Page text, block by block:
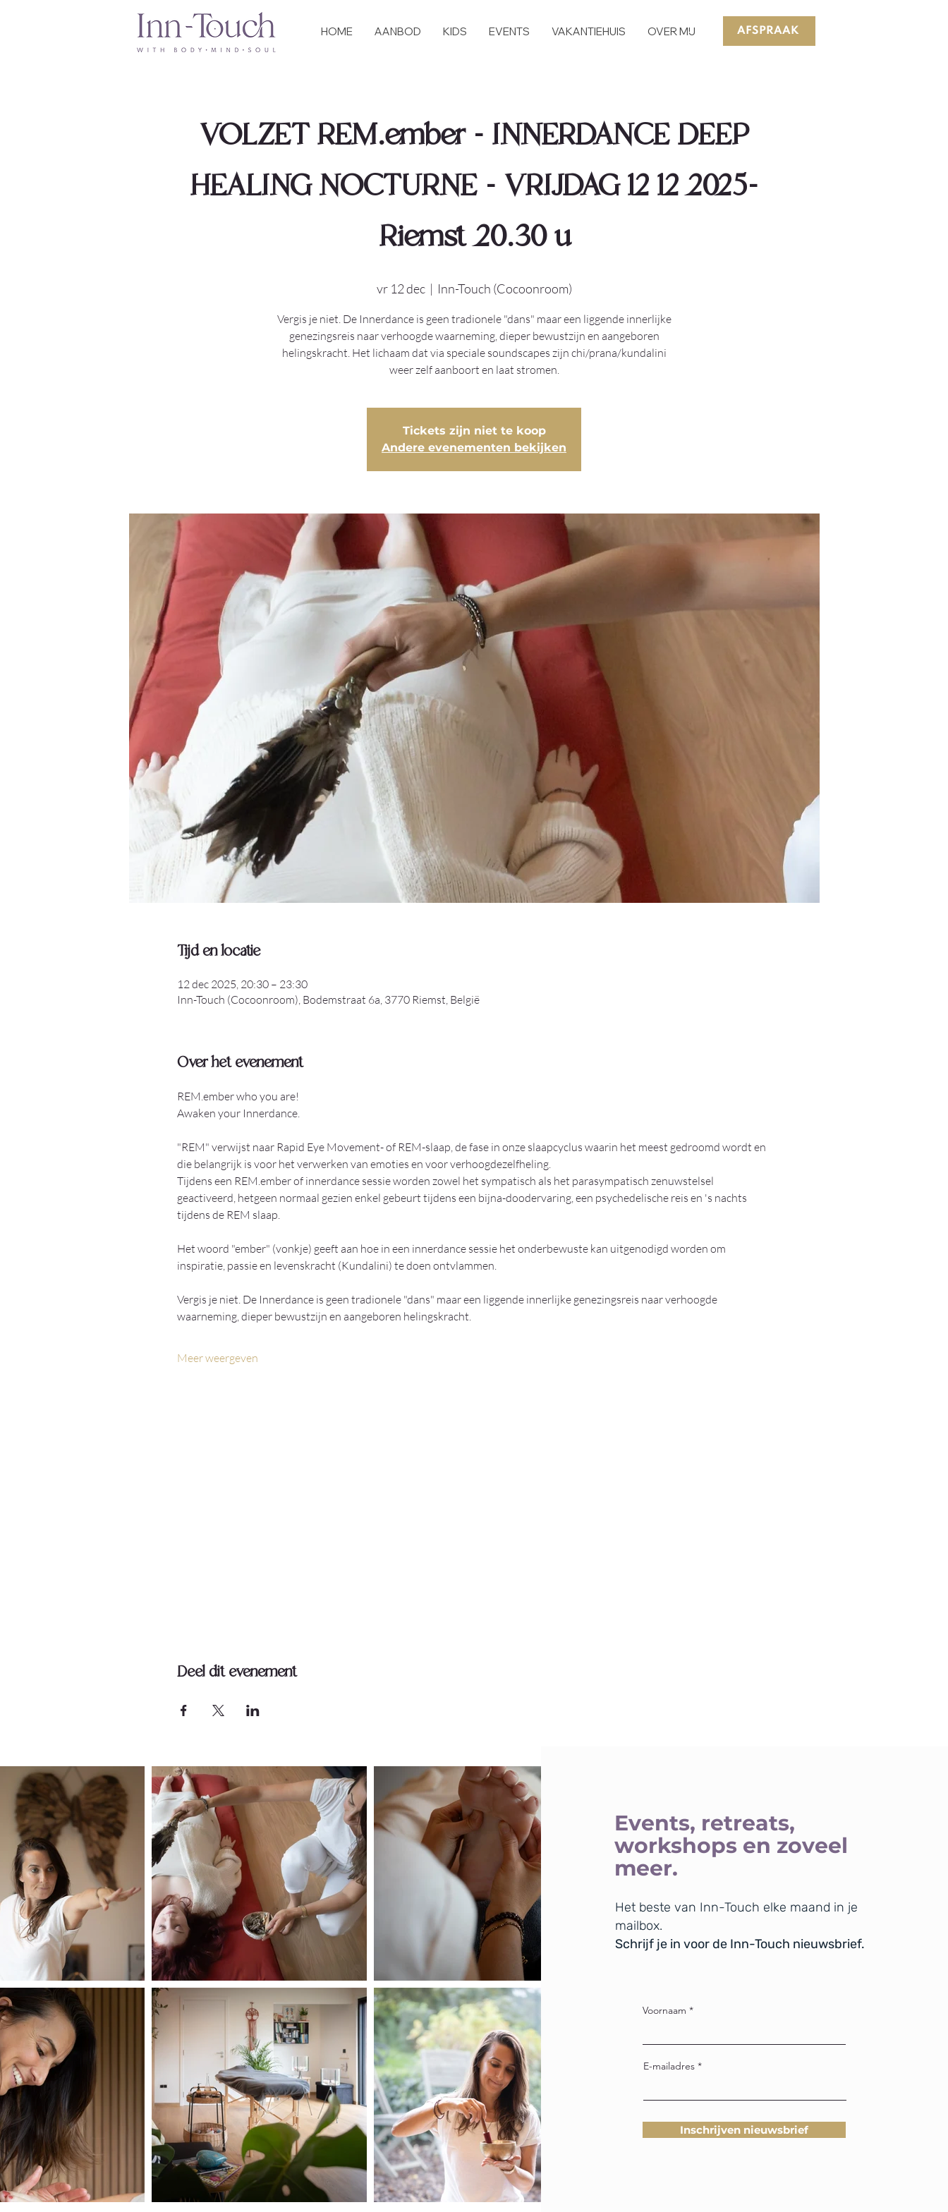
HOME AANBOD KIDS EVENTS VAKANTIEHUIS OVER MIJ AFSPRAAK
VOLZET REM.ember - INNERDANCE DEEP
HEALING NOCTURNE - VRIJDAG 12 12 2025-
Riemst 20.30 u
vr 12 dec
  |
Inn-Touch (Cocoonroom)
Vergis je niet. De Innerdance is geen tradionele "dans" maar een liggende innerlijke
genezingsreis naar verhoogde waarneming, dieper bewustzijn en aangeboren
helingskracht. Het lichaam dat via speciale soundscapes zijn chi/prana/kundalini
weer zelf aanboort en laat stromen.
Tickets zijn niet te koop
Andere evenementen bekijken
Tijd en locatie
12 dec 2025, 20:30 – 23:30
Inn-Touch (Cocoonroom), Bodemstraat 6a, 3770 Riemst, België
Over het evenement
REM.ember who you are!
Awaken your Innerdance.
"REM" verwijst naar Rapid Eye Movement- of REM-slaap, de fase in onze slaapcyclus waarin het meest gedroomd wordt en
die belangrijk is voor het verwerken van emoties en voor verhoogdezelfheling.
Tijdens een REM.ember of innerdance sessie worden zowel het sympatisch als het parasympatisch zenuwstelsel
geactiveerd, hetgeen normaal gezien enkel gebeurt tijdens een bijna-doodervaring, een psychedelische reis en 's nachts
tijdens de REM slaap.
Het woord "ember" (vonkje) geeft aan hoe in een innerdance sessie het onderbewuste kan uitgenodigd worden om
inspiratie, passie en levenskracht (Kundalini) te doen ontvlammen.
Vergis je niet. De Innerdance is geen tradionele "dans" maar een liggende innerlijke genezingsreis naar verhoogde
waarneming, dieper bewustzijn en aangeboren helingskracht.
Meer weergeven
Deel dit evenement
Events, retreats,
workshops en zoveel
meer.
Het beste van Inn-Touch elke maand in je
mailbox.
Schrijf je in voor de Inn-Touch nieuwsbrief.
Voornaam
E-mailadres
Inschrijven nieuwsbrief